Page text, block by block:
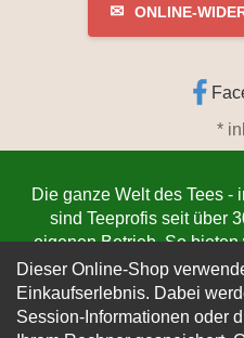
Dieser Online-Shop
Einkaufserlebnis. Dabei
Session-Informationen oder
✉ ONLINE-
*
Die ganze Welt des Tees -
sind Teeprofis seit über
eigenen Betrieb. So
niedrigsten Preisen. Jetzt
eutin.de (Die Lieferung
Werktagen unser